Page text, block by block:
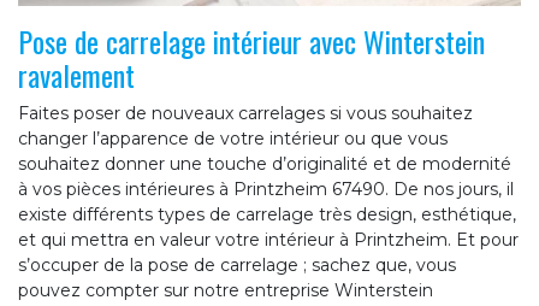
Pose de carrelage intérieur avec Winterstein
ravalement
Faites poser de nouveaux carrelages si vous souhaitez
changer l’apparence de votre intérieur ou que vous
souhaitez donner une touche d’originalité et de modernité
à vos pièces intérieures à Printzheim 67490. De nos jours, il
existe différents types de carrelage très design, esthétique,
et qui mettra en valeur votre intérieur à Printzheim. Et pour
s’occuper de la pose de carrelage ; sachez que, vous
pouvez compter sur notre entreprise Winterstein